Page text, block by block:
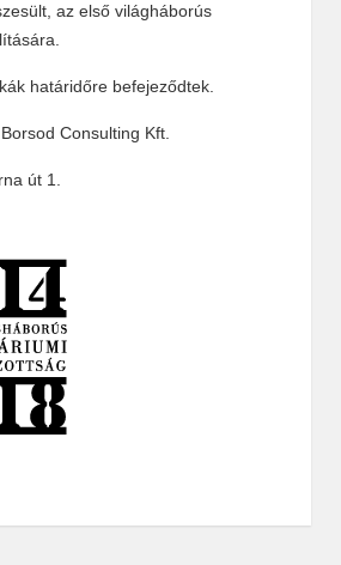
az első világháborús
határidőre befejeződtek.
Consulting Kft.
út 1.